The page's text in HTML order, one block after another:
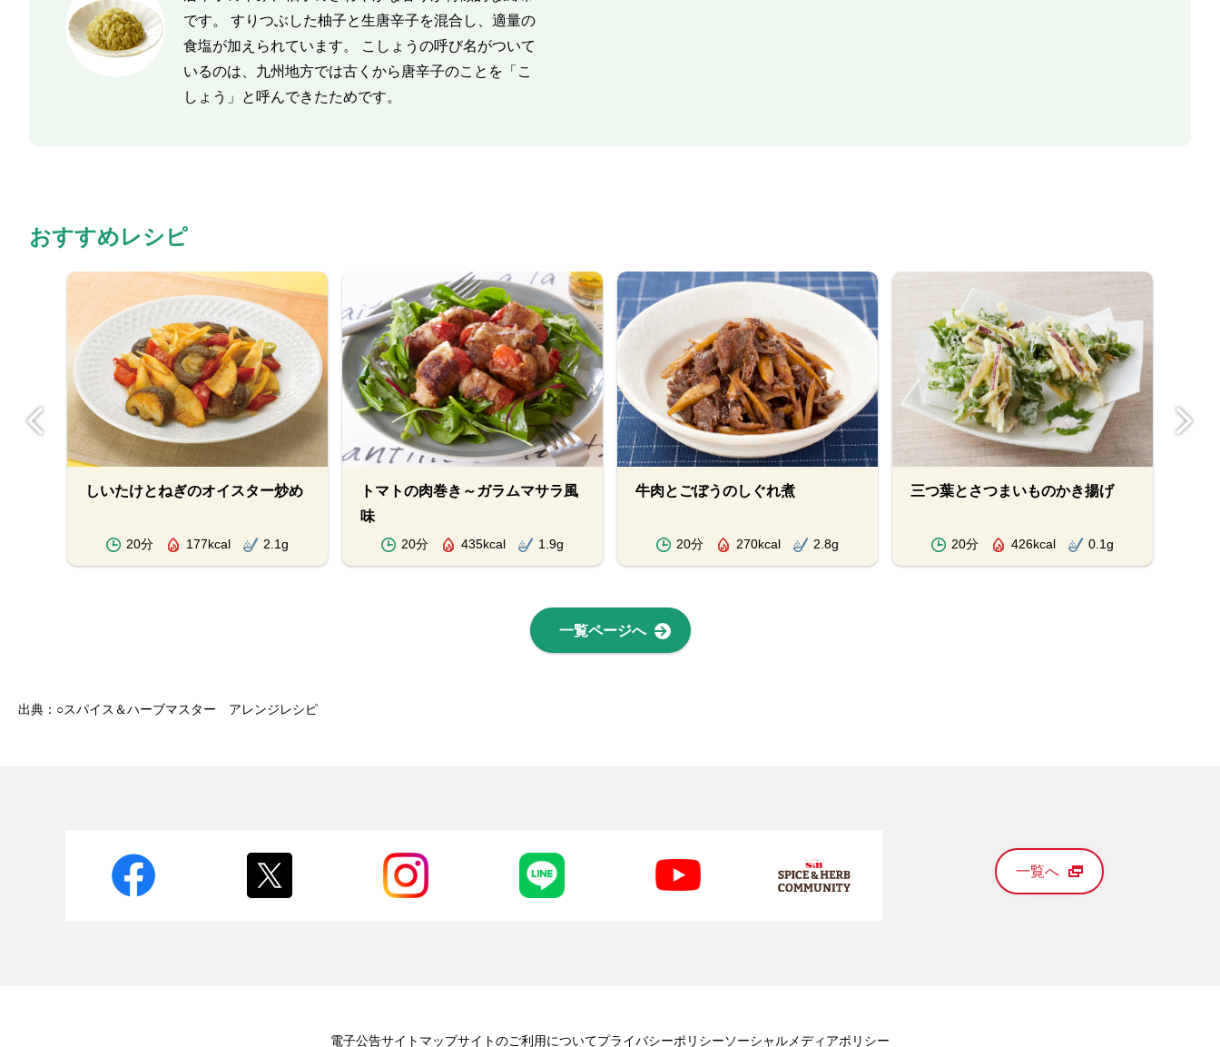
です。 すりつぶした柚子と生唐辛子を混合し、適量の
食塩が加えられています。 こしょうの呼び名がついて
いるのは、九州地方では古くから唐辛子のことを「こ
しょう」と呼んできたためです。
おすすめレシピ
しいたけとねぎのオイスター炒め
20分 177kcal 2.1g
トマトの肉巻き～ガラムマサラ風
味
20分 435kcal 1.9g
牛肉とごぼうのしぐれ煮
20分 270kcal 2.8g
三つ葉とさつまいものかき揚げ
20分 426kcal 0.1g
一覧ページへ
出典：○スパイス＆ハーブマスター アレンジレシピ
一覧へ
電子公告サイトマップサイトのご利用についてプライバシーポリシーソーシャルメディアポリシー